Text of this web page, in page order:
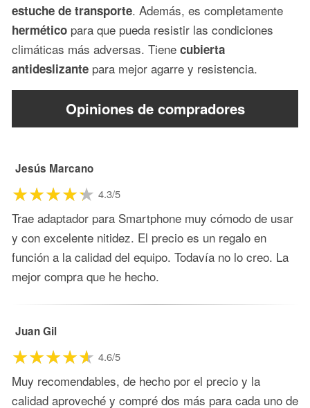
estuche de transporte. Además, es completamente
hermético para que pueda resistir las condiciones
climáticas más adversas. Tiene cubierta
antideslizante para mejor agarre y resistencia.
Opiniones de compradores
Jesús Marcano
4.3/5
Trae adaptador para Smartphone muy cómodo de usar
y con excelente nitidez. El precio es un regalo en
función a la calidad del equipo. Todavía no lo creo. La
mejor compra que he hecho.
Juan Gil
4.6/5
Muy recomendables, de hecho por el precio y la
calidad aproveché y compré dos más para cada uno de